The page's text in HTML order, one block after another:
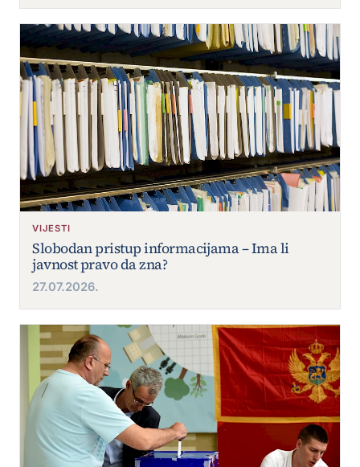
VIJESTI
Slobodan pristup informacijama – Ima li
javnost pravo da zna?
27.07.2026.